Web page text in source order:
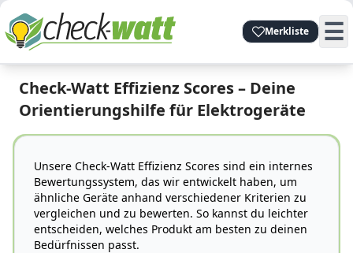
Merkliste ☰
Check-Watt Effizienz Scores – Deine
Orientierungshilfe für Elektrogeräte
Unsere Check-Watt Effizienz Scores sind ein internes
Bewertungssystem, das wir entwickelt haben, um
ähnliche Geräte anhand verschiedener Kriterien zu
vergleichen und zu bewerten. So kannst du leichter
entscheiden, welches Produkt am besten zu deinen
Bedürfnissen passt.